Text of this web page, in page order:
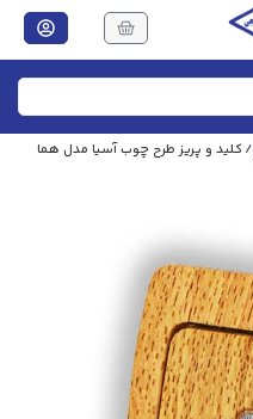
/ کلید و پریز طرح چوب آسیا مدل هما